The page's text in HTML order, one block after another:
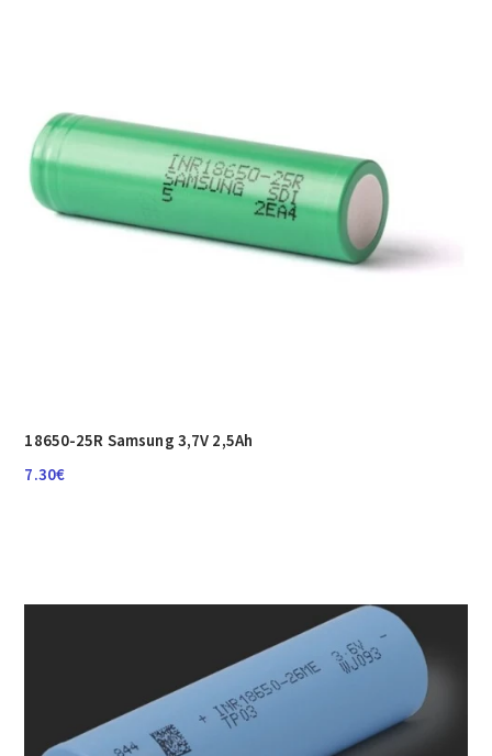
18650-25R Samsung 3,7V 2,5Ah
7.30€